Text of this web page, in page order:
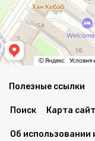
Полезные ссылки
Поиск Карта
Об